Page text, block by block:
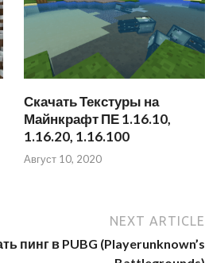
Скачать Текстуры на
Майнкрафт ПЕ 1.16.10,
1.16.20, 1.16.100
Август 10, 2020
NEXT ARTICLE
пинг в PUBG (Playerunknown’s